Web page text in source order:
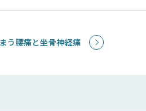
う腰痛と坐骨神経痛